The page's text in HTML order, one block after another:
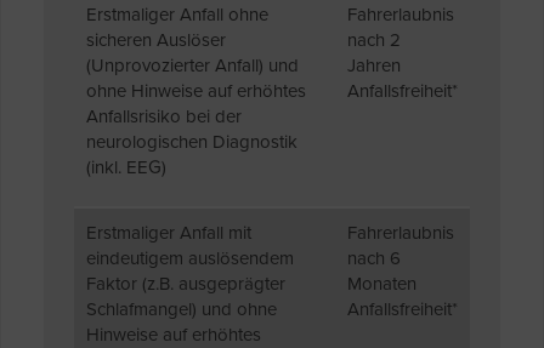
Erstmaliger Anfall ohne
sicheren Auslöser
(Unprovozierter Anfall) und
ohne Hinweise auf erhöhtes
Anfallsrisiko bei der
neurologischen Diagnostik
(inkl. EEG)
Fahrerlaubnis
nach 2
Jahren
Anfallsfreiheit*
Erstmaliger Anfall mit
eindeutigem auslösendem
Faktor (z.B. ausgeprägter
Schlafmangel) und ohne
Hinweise auf erhöhtes
Fahrerlaubnis
nach 6
Monaten
Anfallsfreiheit*